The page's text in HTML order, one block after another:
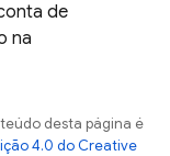
de
na
desta página é
4.0 do Creative